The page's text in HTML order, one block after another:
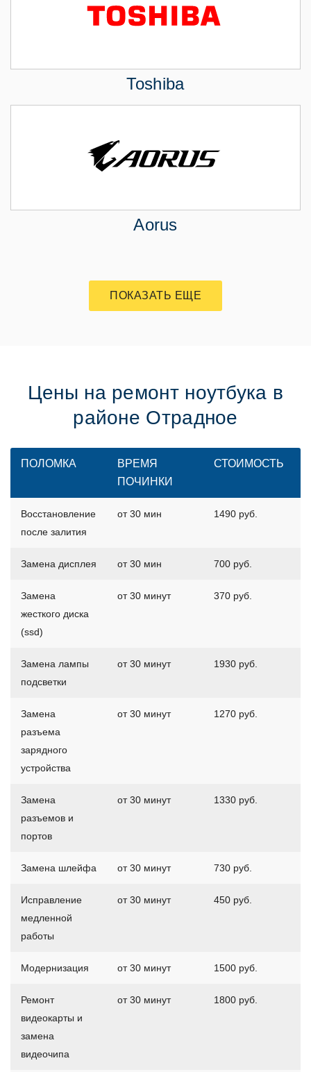
Toshiba
Aorus
ПОКАЗАТЬ ЕЩЕ
Цены на ремонт ноутбука в
районе Отрадное
ПОЛОМКА
ВРЕМЯ
ПОЧИНКИ
СТОИМОСТЬ
Восстановление
после залития
от 30 мин 1490 руб.
Замена дисплея от 30 мин 700 руб.
Замена
жесткого диска
(ssd)
от 30 минут 370 руб.
Замена лампы
подсветки
от 30 минут 1930 руб.
Замена
разъема
зарядного
устройства
от 30 минут 1270 руб.
Замена
разъемов и
портов
от 30 минут 1330 руб.
Замена шлейфа от 30 минут 730 руб.
Исправление
медленной
работы
от 30 минут 450 руб.
Модернизация от 30 минут 1500 руб.
Ремонт
видеокарты и
замена
видеочипа
от 30 минут 1800 руб.